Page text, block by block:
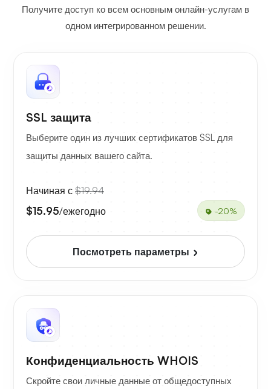
Получите доступ ко всем основным онлайн-услугам в
одном интегрированном решении.
SSL защита
Выберите один из лучших сертификатов SSL для
защиты данных вашего сайта.
Начиная с $19.94
$15.95/ежегодно -20%
Посмотреть параметры
Конфиденциальность WHOIS
Скройте свои личные данные от общедоступных